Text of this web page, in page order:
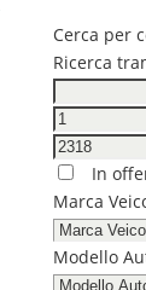
Cerca per
Ricerca
In
Marca
Modello